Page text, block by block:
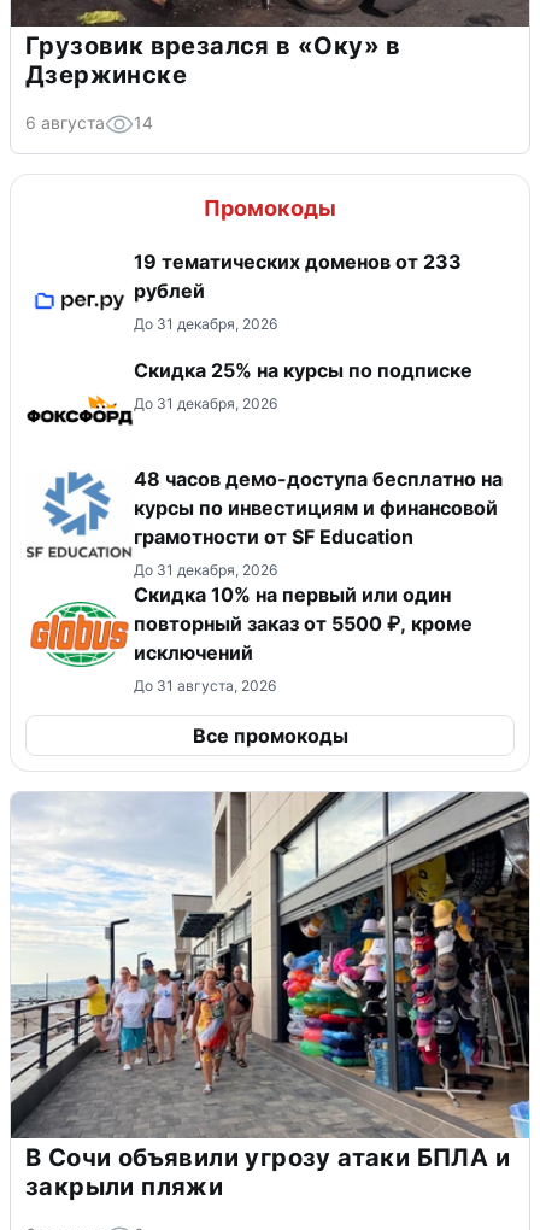
Грузовик врезался в «Оку» в
Дзержинске
6 августа 14
Промокоды
19 тематических доменов от 233
рублей
До 31 декабря, 2026
Скидка 25% на курсы по подписке
До 31 декабря, 2026
48 часов демо-доступа бесплатно на
курсы по инвестициям и финансовой
грамотности от SF Education
До 31 декабря, 2026
​Скидка 10% на первый или один
повторный заказ от 5500 ₽, кроме
исключений
До 31 августа, 2026
Все промокоды
В Сочи объявили угрозу атаки БПЛА и
закрыли пляжи